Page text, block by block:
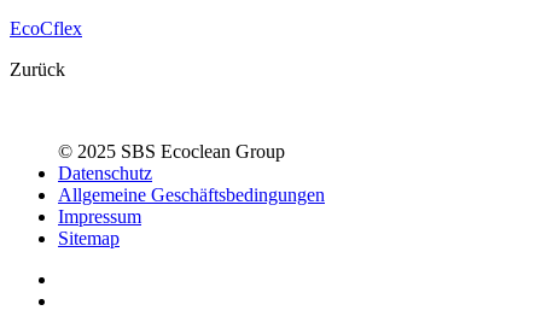
EcoCflex
Zurück
© 2025 SBS Ecoclean Group
Datenschutz
Allgemeine Geschäftsbedingungen
Impressum
Sitemap